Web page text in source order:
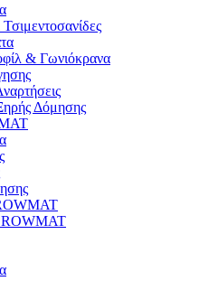
& Γωνιόκρανα
Δόμησης
ROWMAT